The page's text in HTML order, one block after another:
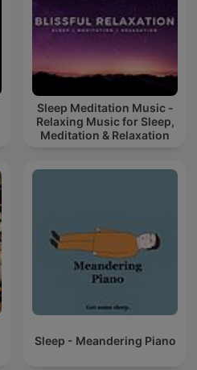
Sleep Meditation Music -
Relaxing Music for Sleep,
Meditation & Relaxation
Sleep - Meandering Piano